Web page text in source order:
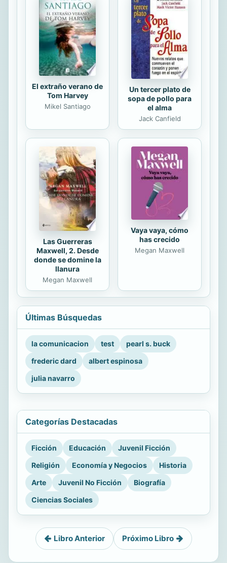
El extraño verano de
Tom Harvey
Mikel Santiago
Un tercer plato de
sopa de pollo para
el alma
Jack Canfield
Las Guerreras
Maxwell, 2. Desde
donde se domine la
llanura
Megan Maxwell
Vaya vaya, cómo
has crecido
Megan Maxwell
Últimas Búsquedas
la comunicacion test
pearl s. buck
frederic dard
albert espinosa
julia navarro
Categorías Destacadas
Ficción Educación
Juvenil Ficción
Religión
Economía y Negocios
Historia
Arte
Juvenil No Ficción
Biografía
Ciencias Sociales
Libro Anterior Próximo Libro